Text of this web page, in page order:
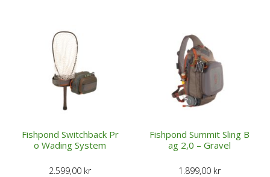
Fishpond Switchback Pr
o Wading System
2.599,00 kr
Fishpond Summit Sling B
ag 2,0 – Gravel
1.899,00 kr